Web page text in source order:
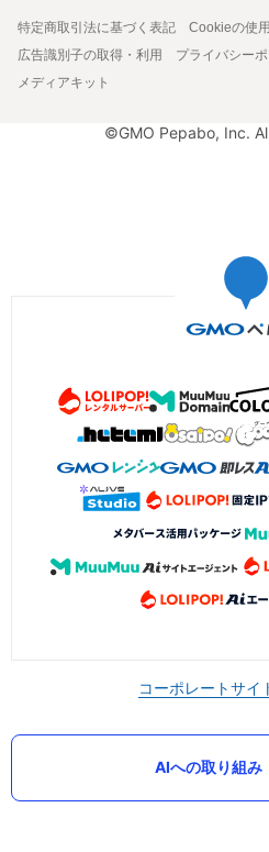
特定商取引法に基づく表記
Cookieの使
広告識別子の取得・利用
プライバシー
メディアキット
©GMO Pepabo, Inc.
コーポレートサイ
AIへの取り組み